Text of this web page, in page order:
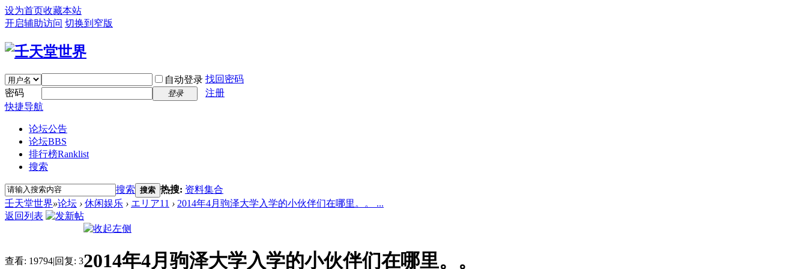
设为首页收藏本站
开启辅助访问 切换到窄版
自动登录 找回密码
密码
登录
注册
快捷导航
论坛公告
论坛BBS
排行榜Ranklist
搜索
搜索 搜索 热搜: 资料集合
壬天堂世界»论坛 › 休闲娱乐 › エリア11 › 2014年4月驹泽大学入学的小伙伴们在哪里。。 ...
返回列表
查看: 19794|回复: 32014年4月驹泽大学入学的小伙伴们在哪里。。